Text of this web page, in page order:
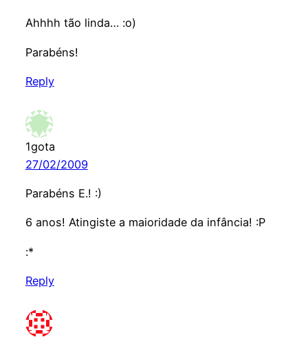
Ahhhh tão linda… :o)
Parabéns!
Reply
1gota
27/02/2009
Parabéns E.! :)
6 anos! Atingiste a maioridade da infância! :P
:*
Reply